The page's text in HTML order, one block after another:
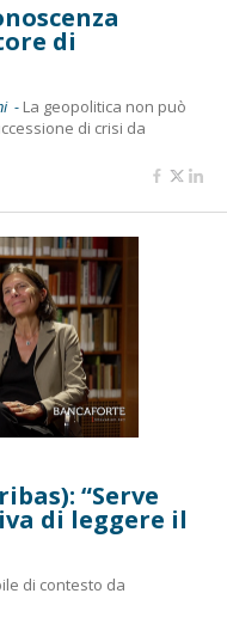
di
- La geopolitica non può
di crisi da
“Serve
di leggere il
di contesto da